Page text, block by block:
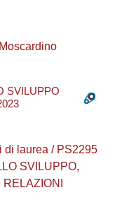
SVILUPPO
di laurea / PS2295
SVILUPPO,